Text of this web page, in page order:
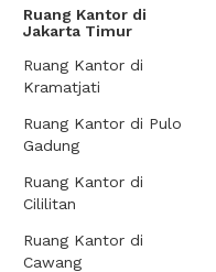
Ruang Kantor di
Jakarta Timur
Ruang Kantor di
Kramatjati
Ruang Kantor di Pulo
Gadung
Ruang Kantor di
Cililitan
Ruang Kantor di
Cawang